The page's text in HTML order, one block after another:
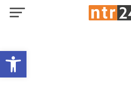
Open toolbar